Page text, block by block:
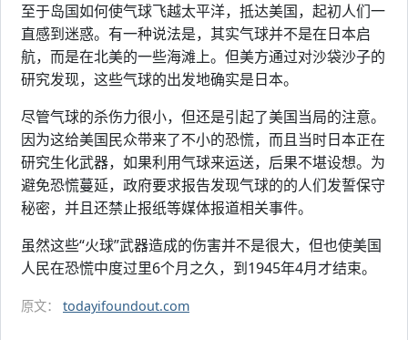
至于岛国如何使气球飞越太平洋，抵达美国，起初人们一
直感到迷惑。有一种说法是，其实气球并不是在日本启
航，而是在北美的一些海滩上。但美方通过对沙袋沙子的
研究发现，这些气球的出发地确实是日本。
尽管气球的杀伤力很小，但还是引起了美国当局的注意。
因为这给美国民众带来了不小的恐慌，而且当时日本正在
研究生化武器，如果利用气球来运送，后果不堪设想。为
避免恐慌蔓延，政府要求报告发现气球的的人们发誓保守
秘密，并且还禁止报纸等媒体报道相关事件。
虽然这些“火球”武器造成的伤害并不是很大，但也使美国
人民在恐慌中度过里6个月之久，到1945年4月才结束。
原文： todayifoundout.com